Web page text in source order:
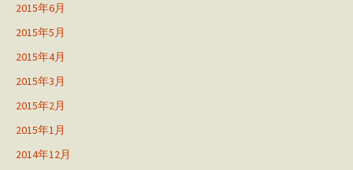
2015年6月
2015年5月
2015年4月
2015年3月
2015年2月
2015年1月
2014年12月